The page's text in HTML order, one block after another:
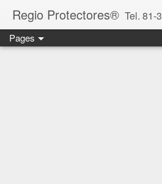
Regio Protectores® Tel. 81-3068-6918 WhatsApp 81-2636-2823 / 33-1145-
Pages